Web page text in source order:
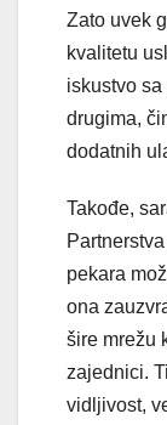
Zato uvek
kvalitetu
iskustvo
drugima,
dodatnih
Takođe,
pekara
ona
šire mrežu
zajednici.
vidljivost,